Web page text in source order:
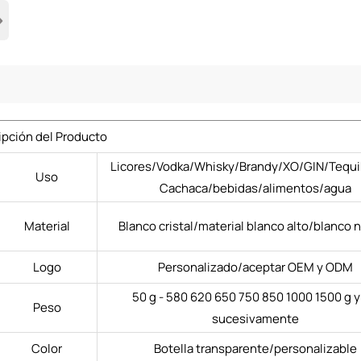
del Producto
Uso
Licores/Vodka/Whisky/Brandy/XO/GIN/
Cachaca/bebidas/alimentos/agua
Material Blanco cristal/material blanco alto/blanco
Logo Personalizado/aceptar OEM y ODM
Peso
50 g - 580 620 650 750 850 1000 1500 g
sucesivamente
Color
Botella transparente/personalizable